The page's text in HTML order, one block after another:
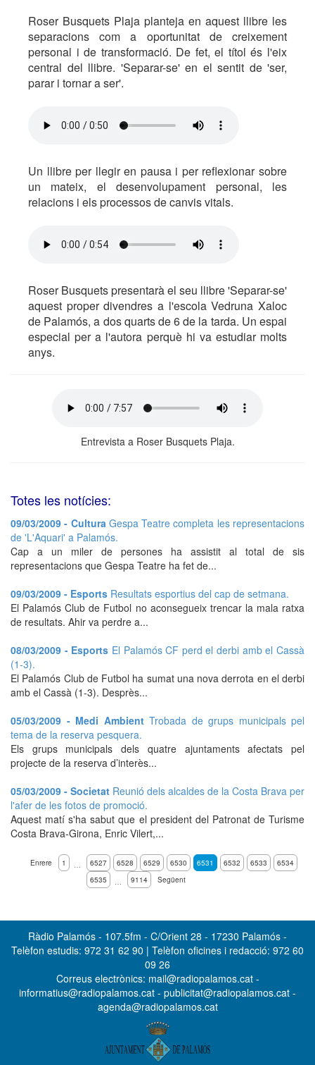
Roser Busquets Plaja planteja en aquest llibre les
separacions com a oportunitat de creixement
personal i de transformació. De fet, el títol és l'eix
central del llibre. 'Separar-se' en el sentit de 'ser,
parar i tornar a ser'.
Un llibre per llegir en pausa i per reflexionar sobre
un mateix, el desenvolupament personal, les
relacions i els processos de canvis vitals.
Roser Busquets presentarà el seu llibre 'Separar-se'
aquest proper divendres a l'escola Vedruna Xaloc
de Palamós, a dos quarts de 6 de la tarda. Un espai
especial per a l'autora perquè hi va estudiar molts
anys.
Entrevista a Roser Busquets Plaja.
Totes les notícies:
09/03/2009 - Cultura Gespa Teatre completa les representacions
de 'L'Aquari' a Palamós.
Cap a un miler de persones ha assistit al total de sis
representacions que Gespa Teatre ha fet de...
09/03/2009 - Esports Resultats esportius del cap de setmana.
El Palamós Club de Futbol no aconsegueix trencar la mala ratxa
de resultats. Ahir va perdre a...
08/03/2009 - Esports El Palamós CF perd el derbi amb el Cassà
(1-3).
El Palamós Club de Futbol ha sumat una nova derrota en el derbi
amb el Cassà (1-3). Desprès...
05/03/2009 - Medi Ambient Trobada de grups municipals pel
tema de la reserva pesquera.
Els grups municipals dels quatre ajuntaments afectats pel
projecte de la reserva d’interès...
05/03/2009 - Societat Reunió dels alcaldes de la Costa Brava per
l'afer de les fotos de promoció.
Aquest matí s'ha sabut que el president del Patronat de Turisme
Costa Brava-Girona, Enric Vilert,...
Enrere 1 … 6527 6528 6529 6530 6531 6532 6533
6534
6535
… 9114 Següent
Ràdio Palamós - 107.5fm - C/Orient 28 - 17230 Palamós -
Telèfon estudis: 972 31 62 90 | Telèfon oficines i redacció: 972 60
09 26
Correus electrònics: mail@radiopalamos.cat -
informatius@radiopalamos.cat - publicitat@radiopalamos.cat -
agenda@radiopalamos.cat